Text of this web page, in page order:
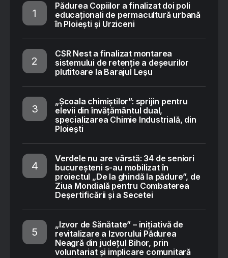
Pădurea Copiilor a finalizat doi poli
educaționali de permacultură urbană
în Ploiești și Urziceni
CSR Nest a finalizat montarea
sistemului de retenție a deșeurilor
plutitoare la Barajul Leșu
„Școala chimiștilor”: sprijin pentru
elevii din învățământul dual,
specializarea Chimie Industrială, din
Ploiești
Verdele nu are vârstă: 34 de seniori
bucureșteni s-au mobilizat în
proiectul „De la ghindă la pădure”, de
Ziua Mondială pentru Combaterea
Deșertificării și a Secetei
„Izvor de Sănătate” – inițiativă de
revitalizare a Izvorului Pădurea
Neagră din județul Bihor, prin
voluntariat și implicare comunitară